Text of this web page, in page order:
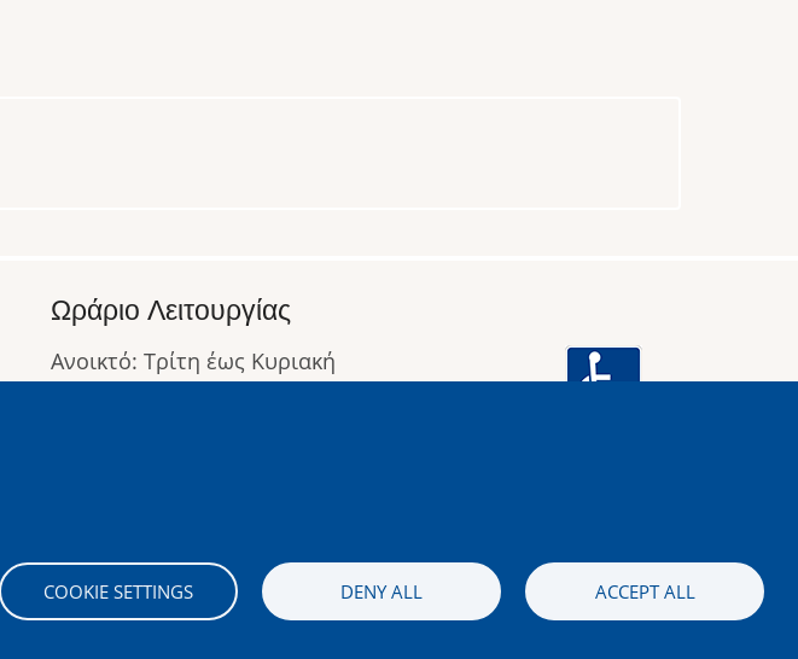
COOKIE SETTINGS DENY ALL ACCEPT ALL
Ωράριο Λειτουργίας
Ανοικτό: Τρίτη έως Κυριακή
Image Image